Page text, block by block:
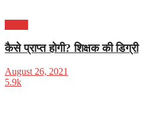
कैसे प्राप्त होगी? शिक्षक की डिग्री
August 26, 2021
5.9k